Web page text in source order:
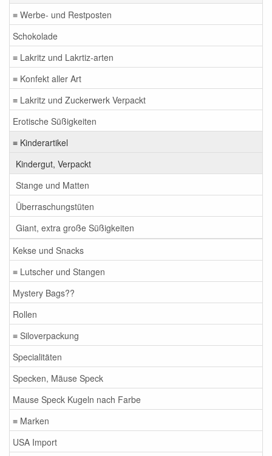
≡ Werbe- und Restposten
Schokolade
≡ Lakritz und Lakrtiz-arten
≡ Konfekt aller Art
≡ Lakritz und Zuckerwerk Verpackt
Erotische Süßigkeiten
≡ Kinderartikel
Kindergut, Verpackt
Stange und Matten
Überraschungstüten
Giant, extra große Süßigkeiten
Kekse und Snacks
≡ Lutscher und Stangen
Mystery Bags??
Rollen
≡ Siloverpackung
Specialitäten
Specken, Mäuse Speck
Mause Speck Kugeln nach Farbe
≡ Marken
USA Import